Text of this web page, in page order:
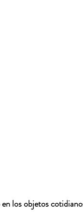
en los objetos